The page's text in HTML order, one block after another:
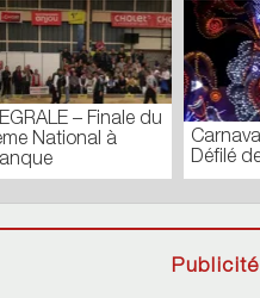
TOUR DES
COMMUNES_N171
Batistyl
Publicité